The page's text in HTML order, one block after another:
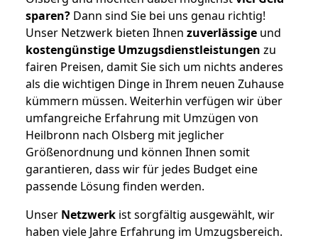
sparen? Dann sind Sie bei uns genau richtig!
Unser Netzwerk bieten Ihnen zuverlässige und
kostengünstige Umzugsdienstleistungen zu
fairen Preisen, damit Sie sich um nichts anderes
als die wichtigen Dinge in Ihrem neuen Zuhause
kümmern müssen. Weiterhin verfügen wir über
umfangreiche Erfahrung mit Umzügen von
Heilbronn nach Olsberg mit jeglicher
Größenordnung und können Ihnen somit
garantieren, dass wir für jedes Budget eine
passende Lösung finden werden.
Unser Netzwerk ist sorgfältig ausgewählt, wir
haben viele Jahre Erfahrung im Umzugsbereich.